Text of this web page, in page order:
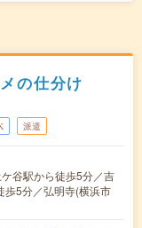
の仕分け
派遣
谷駅から徒歩5分／吉
歩5分／弘明寺(横浜市